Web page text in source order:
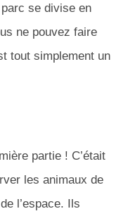
se divise en
ne pouvez faire
tout simplement un
partie ! C’était
les animaux de
l’espace. Ils